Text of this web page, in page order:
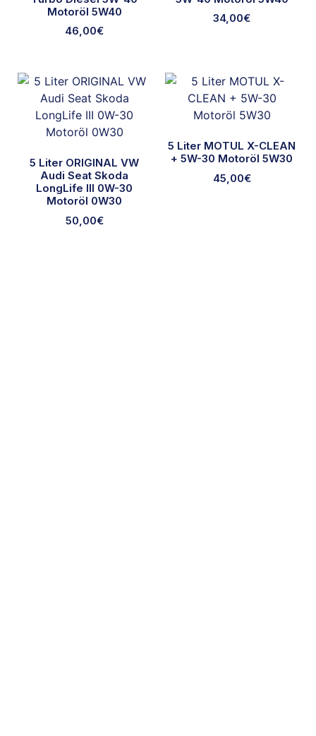
Motoröl 5W40
46,00€
34,00€
5 Liter ORIGINAL VW
Audi Seat Skoda
LongLife III 0W-30
Motoröl 0W30
50,00€
5 Liter MOTUL X-CLEAN
+ 5W-30 Motoröl 5W30
45,00€